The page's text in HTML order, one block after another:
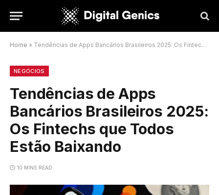
Home » Tendências de Apps Bancários Brasileiros 2025: Os Fintechs que Todos Estão Baixando
NEGÓCIOS
Tendências de Apps
Bancários Brasileiros 2025:
Os Fintechs que Todos
Estão Baixando
10 MINS READ